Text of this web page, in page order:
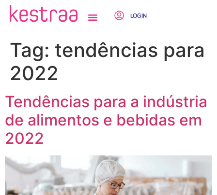
LOGIN
Tag: tendências para
2022
Tendências para a indústria
de alimentos e bebidas em
2022